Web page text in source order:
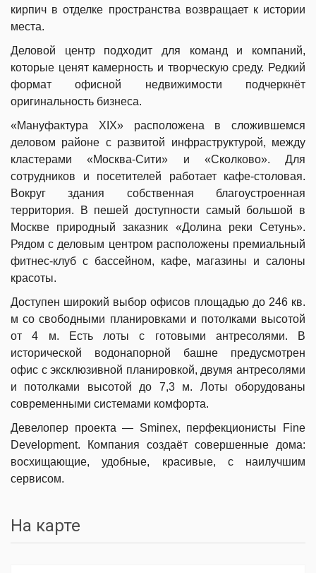
кирпич в отделке пространства возвращает к истории
места.
Деловой центр подходит для команд и компаний,
которые ценят камерность и творческую среду. Редкий
формат офисной недвижимости подчеркнёт
оригинальность бизнеса.
«Мануфактура XIX» расположена в сложившемся
деловом районе с развитой инфраструктурой, между
кластерами «Москва-Сити» и «Сколково». Для
сотрудников и посетителей работает кафе-столовая.
Вокруг здания собственная благоустроенная
территория. В пешей доступности самый большой в
Москве природный заказник «Долина реки Сетунь».
Рядом с деловым центром расположены премиальный
фитнес-клуб с бассейном, кафе, магазины и салоны
красоты.
Доступен широкий выбор офисов площадью до 246 кв.
м со свободными планировками и потолками высотой
от 4 м. Есть лоты с готовыми антресолями. В
исторической водонапорной башне предусмотрен
офис с эксклюзивной планировкой, двумя антресолями
и потолками высотой до 7,3 м. Лоты оборудованы
современными системами комфорта.
Девелопер проекта — Sminex, перфекционисты Fine
Development. Компания создаёт совершенные дома:
восхищающие, удобные, красивые, с наилучшим
сервисом.
На карте